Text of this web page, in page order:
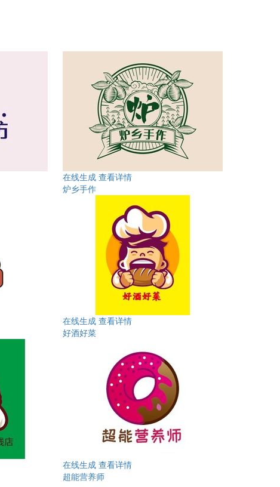
在线生成 查看详情
炉乡手作
在线生成 查看详情
好酒好菜
在线生成 查看详情
超能营养师